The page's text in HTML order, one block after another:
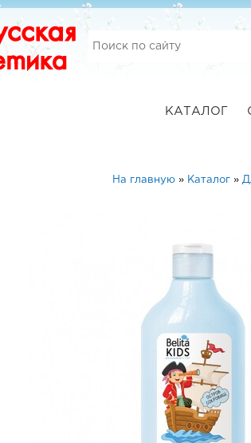
КАТАЛОГ
На главную» Каталог»